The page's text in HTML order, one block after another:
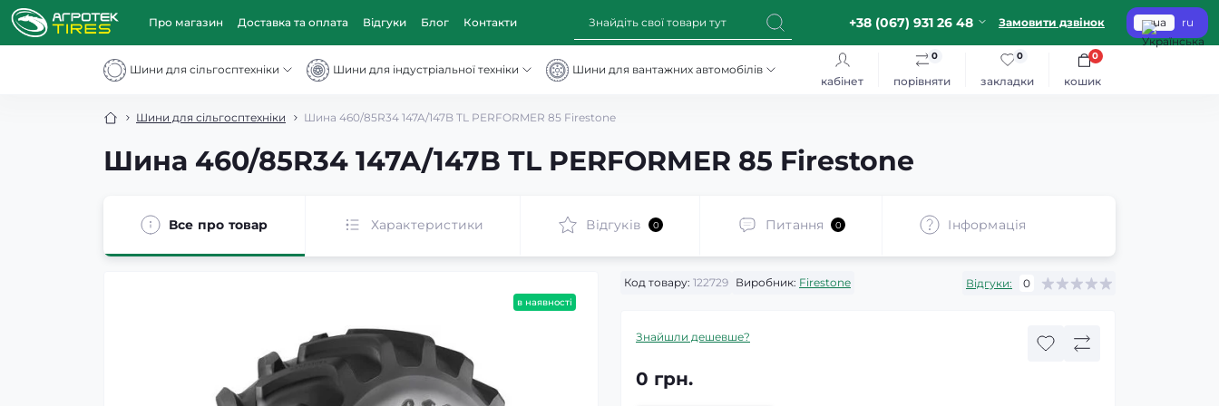
Про магазин Доставка та оплата Відгуки Блог Контакти +38 (067) 931 26 48 Замовити дзвінок ua ru
Шини для сільгосптехніки Шини для індустріальної техніки
Шини для вантажних автомобілів
кабінет
порівняти
0
закладки
0
кошик
0
Шини для сільгосптехніки Шина 460/85R34 147A/147B TL PERFORMER 85 Firestone
Шина 460/85R34 147A/147B TL PERFORMER 85 Firestone
Все про товар Характеристики Відгуків 0 Питання 0 Iнформація
в наявності
Код товару: 122729 Виробник: Firestone Відгуки: 0
Знайшли дешевше?
0 грн.